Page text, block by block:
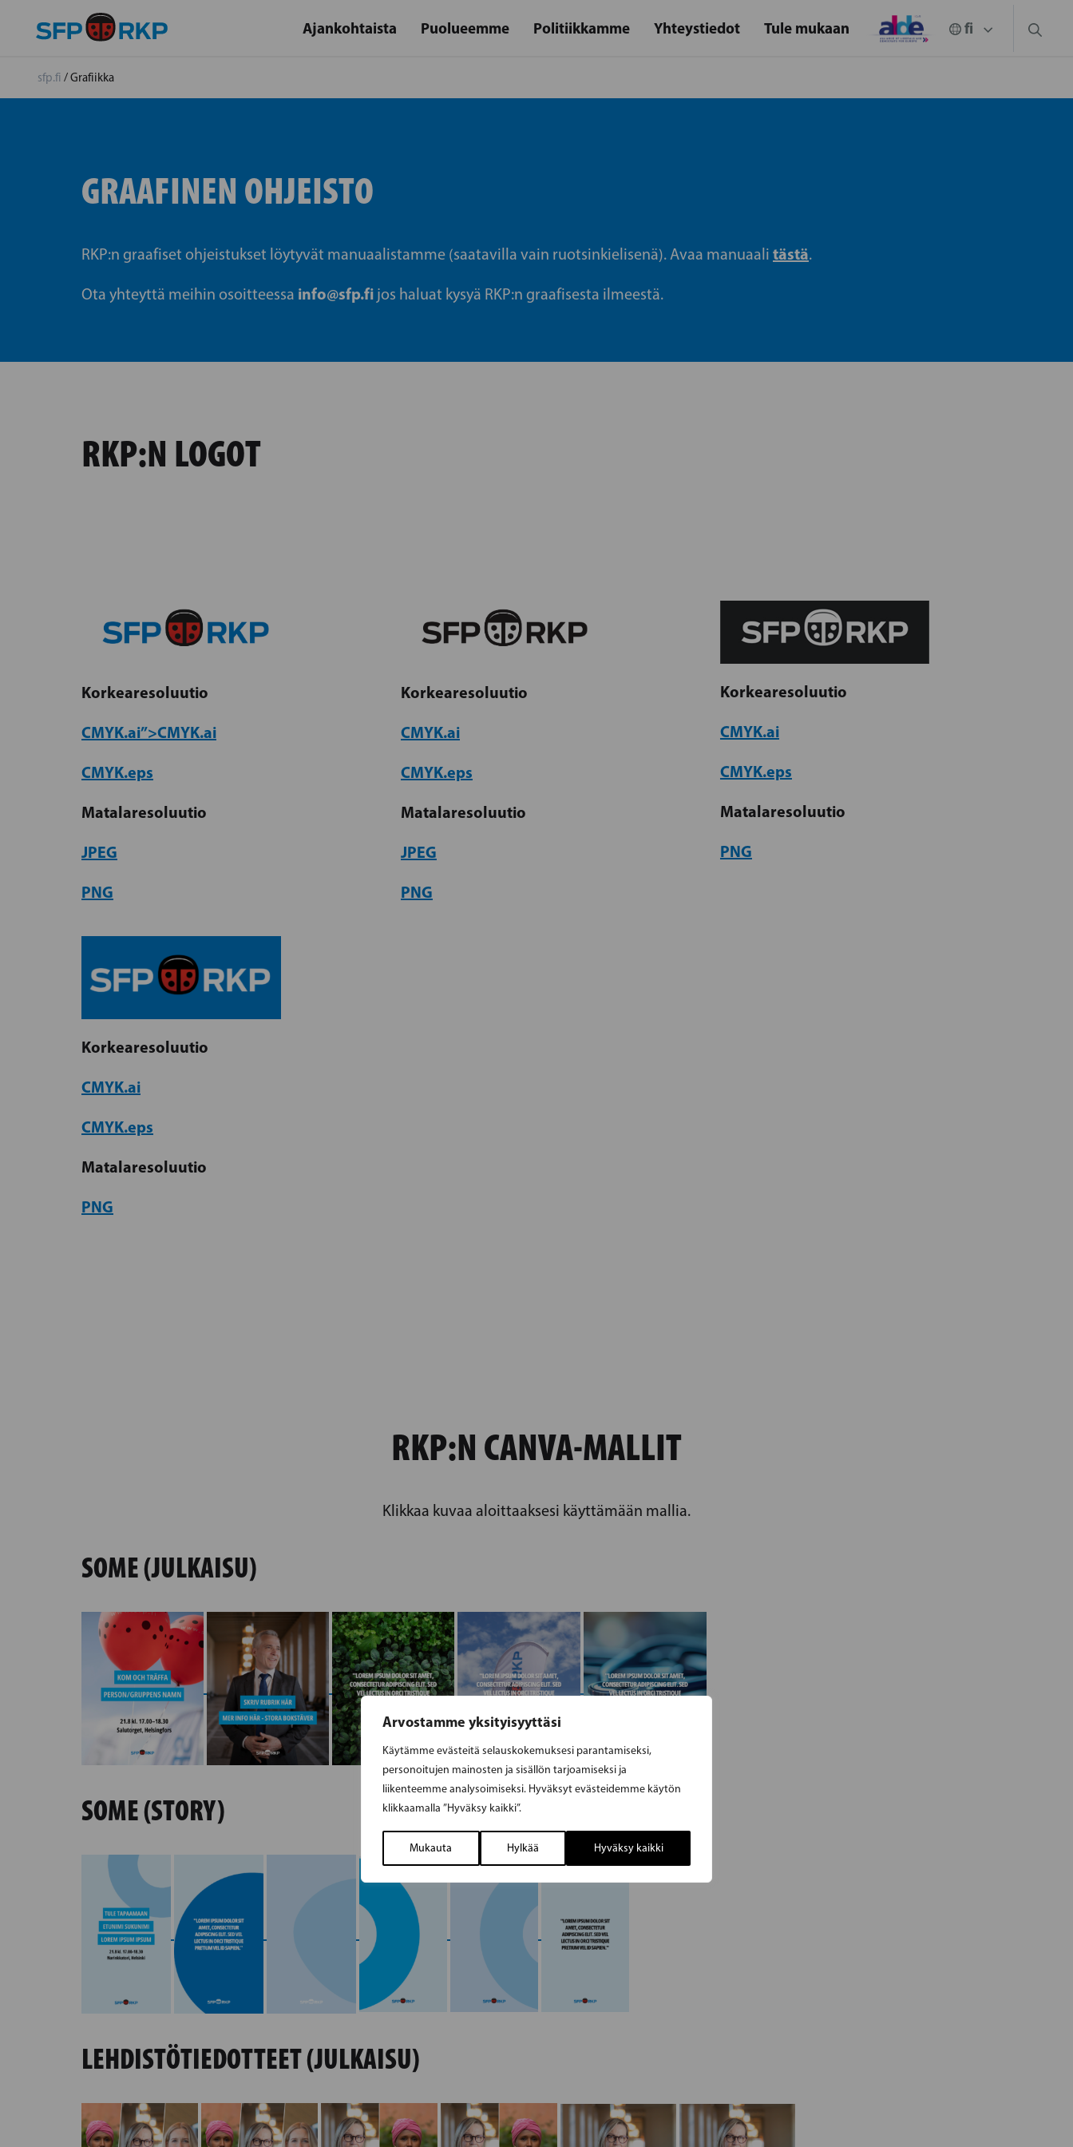
Arvostamme yksityisyyttäsi
Käytämme evästeitä selauskokemuksesi parantamiseksi,
personoitujen mainosten ja sisällön tarjoamiseksi ja
liikenteemme analysoimiseksi. Hyväksyt evästeidemme käytön
klikkaamalla ”Hyväksy kaikki”.
Mukauta Hylkää Hyväksy kaikki
Ajankohtaista Puolueemme Politiikkamme Yhteystiedot Tule mukaan
sfp.fi /Grafiikka
GRAAFINEN OHJEISTO
RKP:n graafiset ohjeistukset löytyvät manuaalistamme (saatavilla vain ruotsinkielisenä). Avaa manuaali tästä.
Ota yhteyttä meihin osoitteessa info@sfp.fi jos haluat kysyä RKP:n graafisesta ilmeestä.
RKP:N LOGOT
Korkearesoluutio
CMYK.ai”>CMYK.ai
CMYK.eps
Matalaresoluutio
JPEG
PNG
Korkearesoluutio
CMYK.ai
CMYK.eps
Matalaresoluutio
JPEG
PNG
Korkearesoluutio
CMYK.ai
CMYK.eps
Matalaresoluutio
PNG
Korkearesoluutio
CMYK.ai
CMYK.eps
Matalaresoluutio
PNG
RKP:N CANVA-MALLIT
Klikkaa kuvaa aloittaaksesi käyttämään mallia.
SOME (JULKAISU)
SOME (STORY)
LEHDISTÖTIEDOTTEET (JULKAISU)